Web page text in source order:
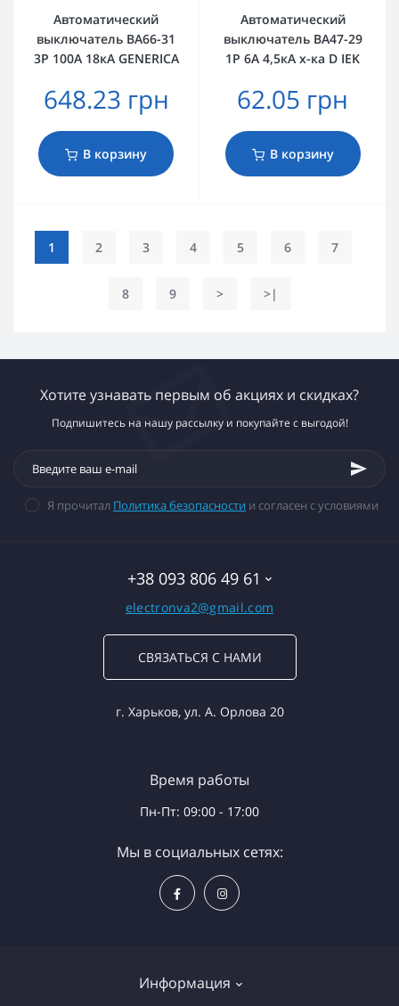
Автоматический
выключатель ВА66-31
3Р 100А 18кА GENERICA
648.23 грн
В корзину
Автоматический
выключатель ВА47-29
1Р 6А 4,5кА х-ка D IEK
62.05 грн
В корзину
1 2 3 4 5 6 7
8 9 > >|
Хотите узнавать первым об акциях и скидках?
Подпишитесь на нашу рассылку и покупайте с выгодой!
Я прочитал Политика безопасности и согласен с условиями
+38 093 806 49 61
electronva2@gmail.com
СВЯЗАТЬСЯ С НАМИ
г. Харьков, ул. А. Орлова 20
Информация
Время работы
Пн-Пт: 09:00 - 17:00
Мы в социальных сетях: